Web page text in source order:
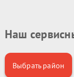
Наш
Выбрать район